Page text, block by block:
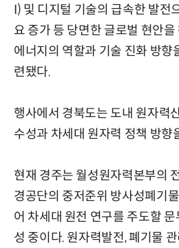
I) 및 디지털 기술의 급속한 발전
요 증가 등 당면한 글로벌 현안
에너지의 역할과 기술 진화 방향
련됐다.
행사에서 경북도는 도내 원자력
수성과 차세대 원자력 정책 방향
현재 경주는 월성원자력본부의
경공단의 중저준위 방사성폐기
어 차세대 원전 연구를 주도할
성 중이다. 원자력발전, 폐기물